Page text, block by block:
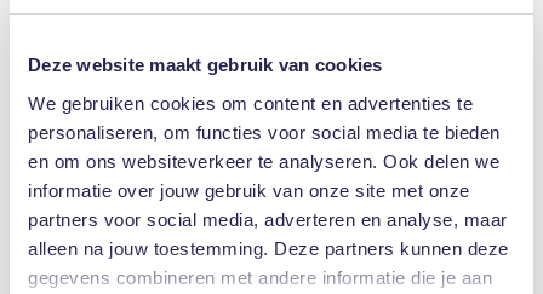
Deze website maakt gebruik van cookies
We gebruiken cookies om content en advertenties te
personaliseren, om functies voor social media te bieden
en om ons websiteverkeer te analyseren. Ook delen we
informatie over jouw gebruik van onze site met onze
partners voor social media, adverteren en analyse, maar
alleen na jouw toestemming. Deze partners kunnen deze
gegevens combineren met andere informatie die je aan
Loonschade (2) Aanmelden Masterclass (8)
Toon alle diensten